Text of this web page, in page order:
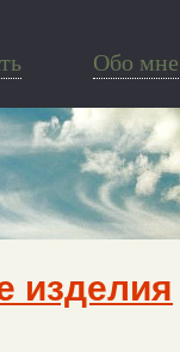
Обо мне
изделия